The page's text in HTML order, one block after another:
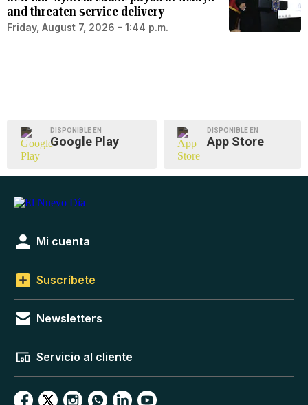
and threaten service delivery
Friday, August 7, 2026 - 1:44 p.m.
DISPONIBLE EN
Google Play
DISPONIBLE EN
App Store
Mi cuenta
Suscríbete
Newsletters
Servicio al cliente